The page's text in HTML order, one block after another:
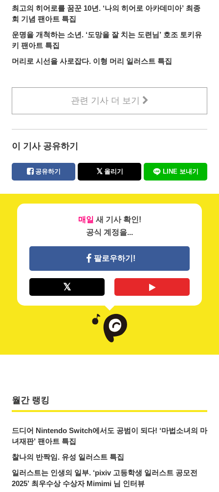
최고의 히어로를 꿈꾼 10년. ‘나의 히어로 아카데미아’ 최종
회 기념 팬아트 특집
운명을 개척하는 소년. ‘도망을 잘 치는 도련님’ 호조 토키유
키 팬아트 특집
머리로 시선을 사로잡다. 이형 머리 일러스트 특집
관련 기사 더 보기
이 기사 공유하기
공유하기 올리기 LINE 보내기
매일 새 기사 확인!
공식 계정을...
팔로우하기!
월간 랭킹
드디어 Nintendo Switch에서도 공범이 되다! ‘마법소녀의 마
녀재판’ 팬아트 특집
찰나의 반짝임. 유성 일러스트 특집
일러스트는 인생의 일부. ‘pixiv 고등학생 일러스트 공모전
2025’ 최우수상 수상자 Mimimi 님 인터뷰